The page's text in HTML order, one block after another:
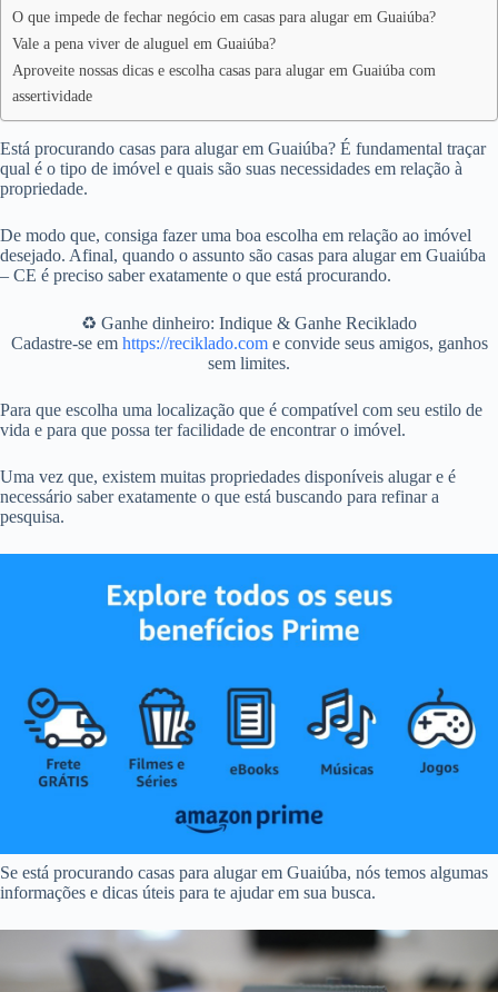
O que impede de fechar negócio em casas para alugar em Guaiúba?
Vale a pena viver de aluguel em Guaiúba?
Aproveite nossas dicas e escolha casas para alugar em Guaiúba com
assertividade
Está procurando casas para alugar em Guaiúba? É fundamental traçar
qual é o tipo de imóvel e quais são suas necessidades em relação à
propriedade.
De modo que, consiga fazer uma boa escolha em relação ao imóvel
desejado. Afinal, quando o assunto são casas para alugar em Guaiúba
– CE é preciso saber exatamente o que está procurando.
♻️ Ganhe dinheiro: Indique & Ganhe Reciklado
Cadastre-se em https://reciklado.come convide seus amigos, ganhos
sem limites.
Para que escolha uma localização que é compatível com seu estilo de
vida e para que possa ter facilidade de encontrar o imóvel.
Uma vez que, existem muitas propriedades disponíveis alugar e é
necessário saber exatamente o que está buscando para refinar a
pesquisa.
Se está procurando casas para alugar em Guaiúba, nós temos algumas
informações e dicas úteis para te ajudar em sua busca.